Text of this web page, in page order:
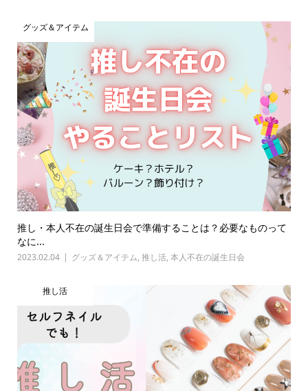
グッズ＆アイテム
推し・本人不在の誕生日会で準備することは？必要なものって
なに...
2023.02.04 グッズ＆アイテム, 推し活, 本人不在の誕生日会
推し活